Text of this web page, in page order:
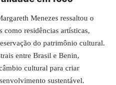
Menezes ressaltou o
residências artísticas,
do patrimônio cultural.
entre Brasil e Benin,
cultural para criar
sustentável.